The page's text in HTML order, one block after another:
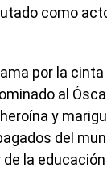
como
por la
al
y
del
la